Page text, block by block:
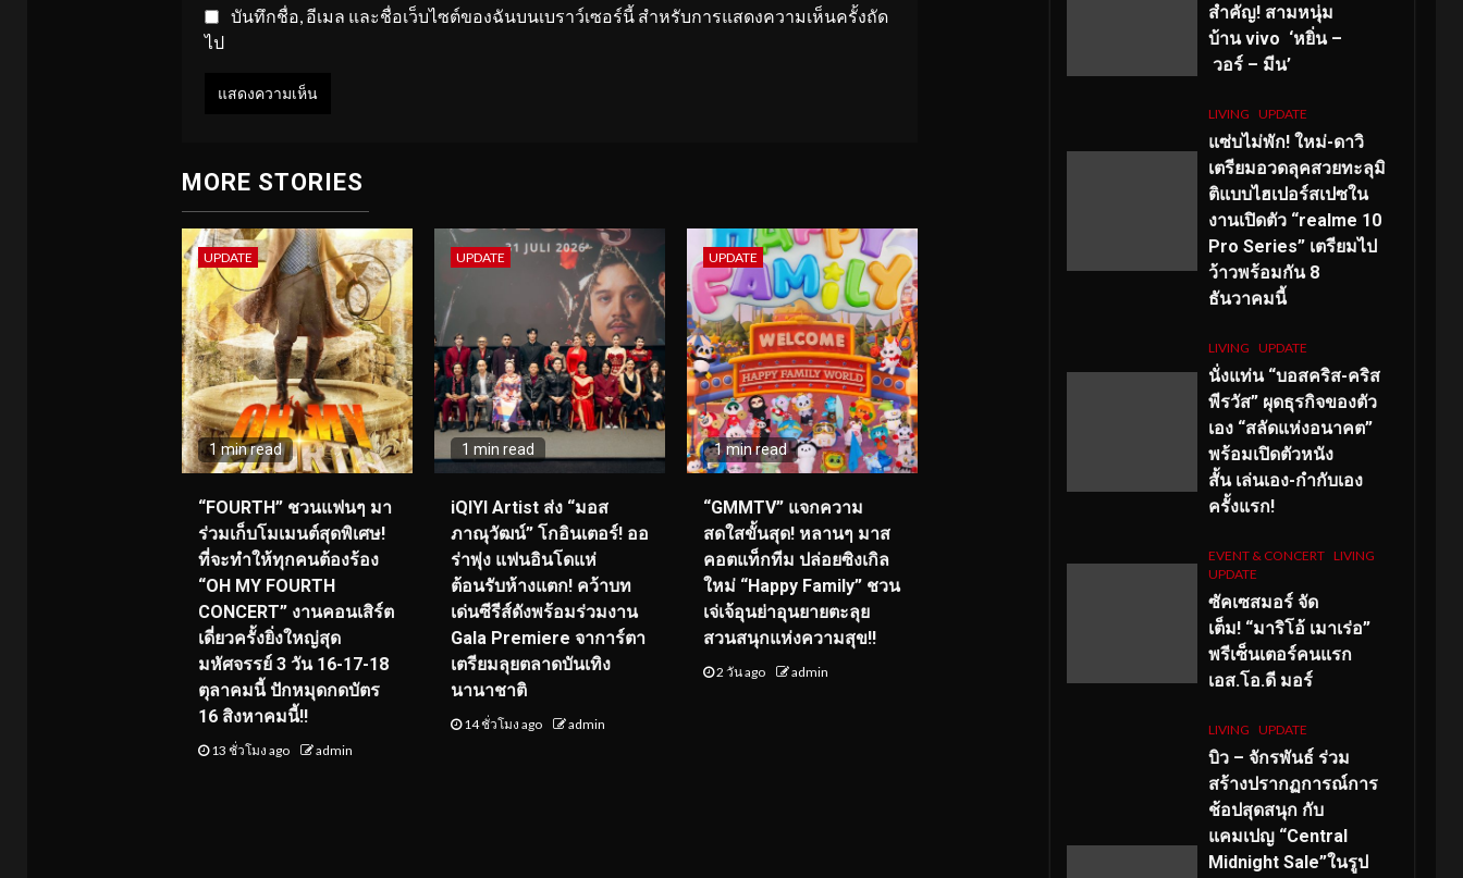
บันทึกชื่อ, อีเมล และชื่อเว็บไซต์ของฉันบนเบราว์เซอร์นี้ สำหรับการแสดงความเห็นครั้งถัด
ไป
MORE STORIES
UPDATE
1 min read
“FOURTH” ชวนแฟนๆ มา
ร่วมเก็บโมเมนต์สุดพิเศษ!
ที่จะทำให้ทุกคนต้องร้อง
“OH MY FOURTH
CONCERT” งานคอนเสิร์ต
เดี่ยวครั้งยิ่งใหญ่สุด
มหัศจรรย์ 3 วัน 16-17-18
ตุลาคมนี้ ปักหมุดกดบัตร
16 สิงหาคมนี้!!
13 ชั่วโมง ago admin
UPDATE
1 min read
iQIYI Artist ส่ง “มอส
ภาณุวัฒน์” โกอินเตอร์! ออ
ร่าพุ่ง แฟนอินโดแห่
ต้อนรับห้างแตก! คว้าบท
เด่นซีรีส์ดังพร้อมร่วมงาน
Gala Premiere จาการ์ตา
เตรียมลุยตลาดบันเทิง
นานาชาติ
14 ชั่วโมง ago admin
UPDATE
1 min read
“GMMTV” แจกความ
สดใสขั้นสุด! หลานๆ มาส
คอตแท็กทีม ปล่อยซิงเกิล
ใหม่ “Happy Family” ชวน
เจ่เจ้อุนย่าอุนยายตะลุย
สวนสนุกแห่งความสุข!!
2 วัน ago admin
สำคัญ! สามหนุ่ม
บ้าน vivo ‘หยิ่น –
วอร์ – มีน’
LIVING UPDATE
แซ่บไม่พัก! ใหม่-ดาวิ
เตรียมอวดลุคสวยทะลุมิ
ติแบบไฮเปอร์สเปซใน
งานเปิดตัว “realme 10
Pro Series” เตรียมไป
ว้าวพร้อมกัน 8
ธันวาคมนี้
LIVING UPDATE
นั่งแท่น “บอสคริส-คริส
พีรวัส” ผุดธุรกิจของตัว
เอง “สลัดแห่งอนาคต”
พร้อมเปิดตัวหนัง
สั้น เล่นเอง-กำกับเอง
ครั้งแรก!
EVENT & CONCERT LIVING
UPDATE
ซัคเซสมอร์ จัด
เต็ม! “มาริโอ้ เมาเร่อ”
พรีเซ็นเตอร์คนแรก
เอส.โอ.ดี มอร์
LIVING UPDATE
บิว – จักรพันธ์ ร่วม
สร้างปรากฏการณ์การ
ช้อปสุดสนุก กับ
แคมเปญ “Central
Midnight Sale”ในรูป